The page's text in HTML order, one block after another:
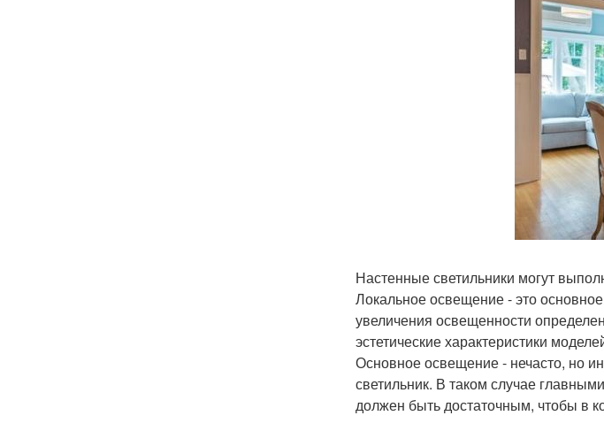
Настенные светильники могут
Локальное освещение - это
увеличения освещенности
эстетические характеристики
Основное освещение - нечасто, но
светильник. В таком случае
должен быть достаточным, чтобы в